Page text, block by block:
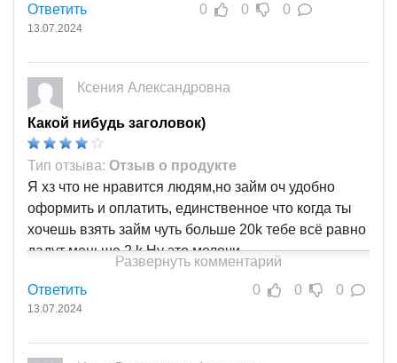
Ответить
0 0 0
13.07.2024
Ксения Александровна
Какой нибудь заголовок)
Тип отзыва: Отзыв о продукте
Я хз что не нравится людям,но займ оч удобно
оформить и оплатить, единственное что когда ты
хочешь взять займ чуть больше 20k тебе всё равно
дадут меньше 2 k.Ну это мелочи
Развернуть комментарий
Ответить
0 0 0
13.07.2024